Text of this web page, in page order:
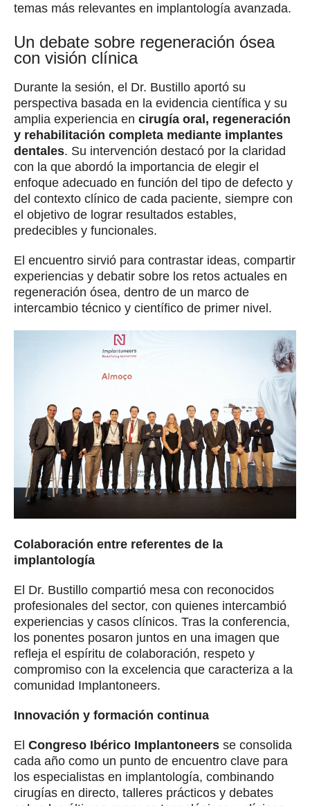
temas más relevantes en implantología avanzada.
Un debate sobre regeneración ósea
con visión clínica
Durante la sesión, el Dr. Bustillo aportó su
perspectiva basada en la evidencia científica y su
amplia experiencia en cirugía oral, regeneración
y rehabilitación completa mediante implantes
dentales. Su intervención destacó por la claridad
con la que abordó la importancia de elegir el
enfoque adecuado en función del tipo de defecto y
del contexto clínico de cada paciente, siempre con
el objetivo de lograr resultados estables,
predecibles y funcionales.
El encuentro sirvió para contrastar ideas, compartir
experiencias y debatir sobre los retos actuales en
regeneración ósea, dentro de un marco de
intercambio técnico y científico de primer nivel.
Colaboración entre referentes de la
implantología
El Dr. Bustillo compartió mesa con reconocidos
profesionales del sector, con quienes intercambió
experiencias y casos clínicos. Tras la conferencia,
los ponentes posaron juntos en una imagen que
refleja el espíritu de colaboración, respeto y
compromiso con la excelencia que caracteriza a la
comunidad Implantoneers.
Innovación y formación continua
El Congreso Ibérico Implantoneers se consolida
cada año como un punto de encuentro clave para
los especialistas en implantología, combinando
cirugías en directo, talleres prácticos y debates